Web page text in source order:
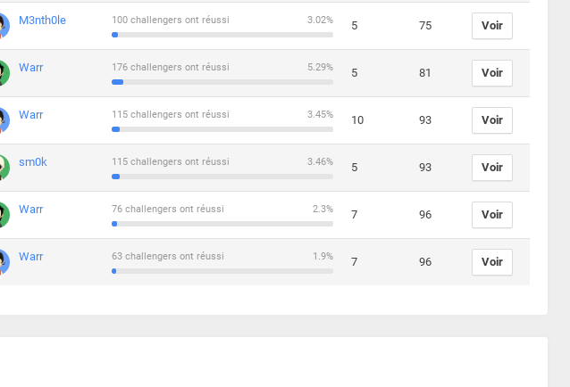
M3nth0le 3.02%
100 challengers ont réussi 5 75 Voir
Warr 5.29%
176 challengers ont réussi 5 81 Voir
Warr 3.45%
115 challengers ont réussi 10 93 Voir
sm0k 3.46%
115 challengers ont réussi 5 93 Voir
Warr 2.3%
76 challengers ont réussi 7 96 Voir
Warr 1.9%
63 challengers ont réussi 7 96 Voir